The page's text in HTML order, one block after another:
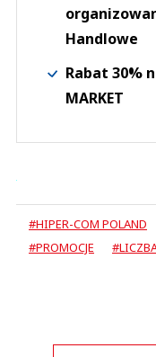
Handlowe
Rabat 30%
MARKET
#HIPER-COM POLAND
#PROMOCJE